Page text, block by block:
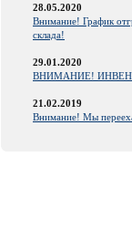
28.05.2020
Внимание! График
склада!
29.01.2020
ВНИМАНИЕ!
21.02.2019
Внимание! Мы